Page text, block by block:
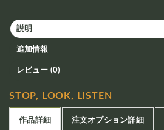
説明
追加情報
レビュー (0)
STOP, LOOK, LISTEN
作品詳細 注文オプション詳細